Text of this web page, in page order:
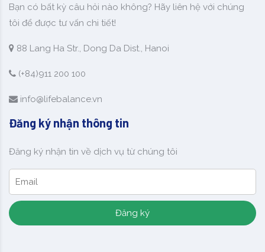
Bạn có bất kỳ câu hỏi nào không? Hãy liên hệ với chúng
tôi để được tư vấn chi tiết!
88 Lang Ha Str., Dong Da Dist., Hanoi
(+84)911 200 100
info@lifebalance.vn
Đăng ký nhận thông tin
Đăng ký nhận tin về dịch vụ từ chúng tôi
Đăng ký